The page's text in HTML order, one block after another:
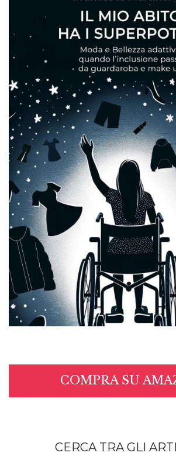
COMPRA SU
CERCA TRA GLI